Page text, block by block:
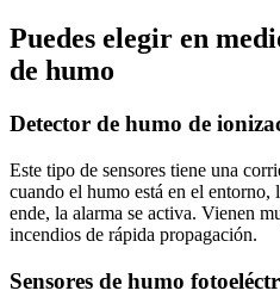
Puedes elegir en
de humo
Detector de humo de
Este tipo de sensores tiene una
cuando el humo está en el entorno,
ende, la alarma se activa. Vienen
incendios de rápida propagación.
Sensores de humo